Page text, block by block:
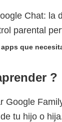
apps que
?
Google
tu hijo o